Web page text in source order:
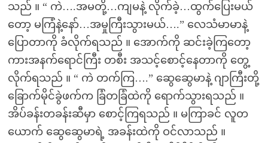
သည် ။ “ ကဲ….အမတို့…ကျမနဲ့ လိုက်ခဲ့…ထွက်ပြေးမယ်
တော့ မကြံနဲ့နော်…အမှုကြီးသွားမယ်….” လေသံမာမာနဲ့
ပြောတာကို ခံလိုက်ရသည် ။ အောက်ကို ဆင်းခဲ့ကြတော့
ကားအနက်ရောင်ကြီး တစီး အသင့်စောင့်နေတာကို တွေ့
လိုက်ရသည် ။ “ ကဲ တက်ကြ….” ဆွေဆွေမာနဲ့ ဂျာကြီးတို့
ခြောက်မိုင်ခွဲဖက်က ခြံတခြံထဲကို ရောက်သွားရသည် ။
အိပ်ခန်းတခန်းဆီမှာ စောင့်ကြရသည် ။ မကြာခင် လူတ
ယောက် ဆွေဆွေမာရဲ့ အခန်းထဲကို ဝင်လာသည် ။